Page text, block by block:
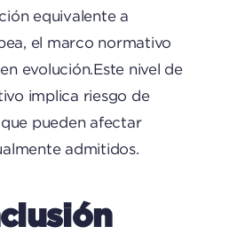
equivalente a
el marco normativo
evolución.Este nivel de
implica riesgo de
pueden afectar
admitidos.